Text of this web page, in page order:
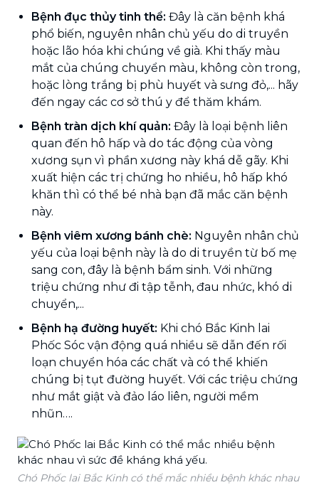
Bệnh đục thủy tinh thể: Đây là căn bệnh khá
phổ biến, nguyên nhân chủ yếu do di truyền
hoặc lão hóa khi chúng về già. Khi thấy màu
mắt của chúng chuyển màu, không còn trong,
hoặc lòng trắng bị phù huyết và sưng đỏ,... hãy
đến ngay các cơ sở thú y để thăm khám.
Bệnh tràn dịch khí quản: Đây là loại bệnh liên
quan đến hô hấp và do tác động của vòng
xương sụn vì phần xương này khá dễ gãy. Khi
xuất hiện các trị chứng ho nhiều, hô hấp khó
khăn thì có thể bé nhà bạn đã mắc căn bệnh
này.
Bệnh viêm xương bánh chè: Nguyên nhân chủ
yếu của loại bệnh này là do di truyền từ bố mẹ
sang con, đây là bệnh bẩm sinh. Với những
triệu chứng như đi tập tễnh, đau nhức, khó di
chuyển,...
Bệnh hạ đường huyết: Khi chó Bắc Kinh lai
Phốc Sóc vận động quá nhiều sẽ dẫn đến rối
loạn chuyển hóa các chất và có thể khiến
chúng bị tụt đường huyết. Với các triệu chứng
như mắt giật và đảo láo liên, người mềm
nhũn….
Chó Phốc lai Bắc Kinh có thể mắc nhiều bệnh khác nhau